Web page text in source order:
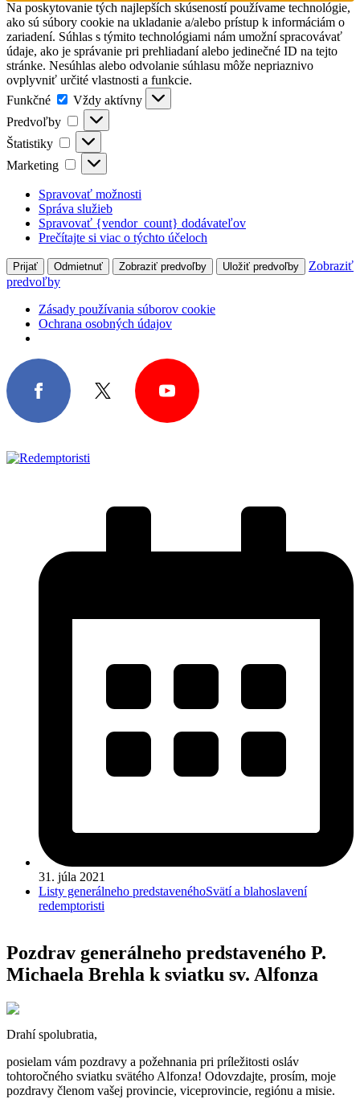
Na poskytovanie tých najlepších skúseností používame technológie,
ako sú súbory cookie na ukladanie a/alebo prístup k informáciám o
zariadení. Súhlas s týmito technológiami nám umožní spracovávať
údaje, ako je správanie pri prehliadaní alebo jedinečné ID na tejto
stránke. Nesúhlas alebo odvolanie súhlasu môže nepriaznivo
ovplyvniť určité vlastnosti a funkcie.
Funkčné
Funkčné
Vždy aktívny
Predvoľby
Predvoľby
Štatistiky Štatistiky
Marketing Marketing
Spravovať možnosti
Správa služieb
Spravovať {vendor_count} dodávateľov
Prečítajte si viac o týchto účeloch
Prijať Odmietnuť Zobraziť predvoľby Uložiť predvoľby
Zobraziť
predvoľby
Zásady používania súborov cookie
Ochrana osobných údajov
31. júla 2021
Listy generálneho predstavenéhoSvätí a blahoslavení
redemptoristi
Pozdrav generálneho predstaveného P.
Michaela Brehla k sviatku sv. Alfonza
Drahí spolubratia,
posielam vám pozdravy a požehnania pri príležitosti osláv
tohtoročného sviatku svätého Alfonza! Odovzdajte, prosím, moje
pozdravy členom vašej provincie, viceprovincie, regiónu a misie.